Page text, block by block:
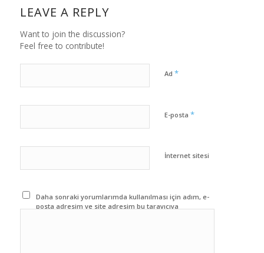
LEAVE A REPLY
Want to join the discussion?
Feel free to contribute!
Ad *
E-posta *
İnternet sitesi
Daha sonraki yorumlarımda kullanılması için adım, e-
posta adresim ve site adresim bu tarayıcıya